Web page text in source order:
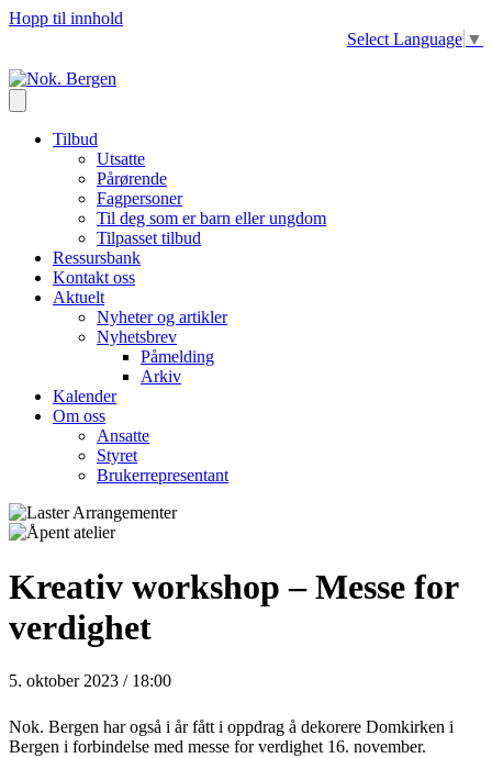
Hopp til innhold
Select Language ▼
Tilbud
Utsatte
Pårørende
Fagpersoner
Til deg som er barn eller ungdom
Tilpasset tilbud
Ressursbank
Kontakt oss
Aktuelt
Nyheter og artikler
Nyhetsbrev
Påmelding
Arkiv
Kalender
Om oss
Ansatte
Styret
Brukerrepresentant
Kreativ workshop – Messe for
verdighet
5. oktober 2023 / 18:00
Nok. Bergen har også i år fått i oppdrag å dekorere Domkirken i
Bergen i forbindelse med messe for verdighet 16. november.